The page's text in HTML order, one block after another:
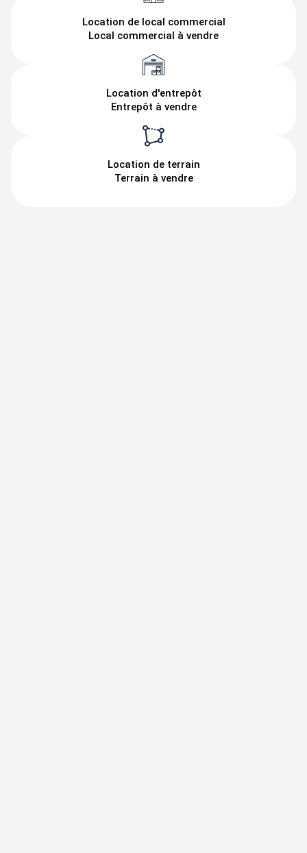
Location de local commercial
Local commercial à vendre
Location d'entrepôt
Entrepôt à vendre
Location de terrain
Terrain à vendre